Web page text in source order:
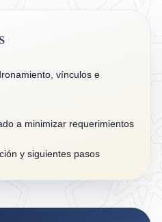
vínculos e
a minimizar requerimientos
y siguientes pasos